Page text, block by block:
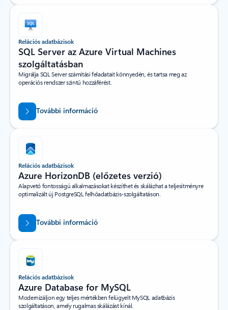
Relációs adatbázisok
SQL Server az Azure Virtual Machines
szolgáltatásban
Migrálja SQL Server számítási feladatait könnyedén, és tartsa meg az
operációs rendszer szintű hozzáférést.
További információ
Relációs adatbázisok
Azure HorizonDB (előzetes verzió)
Alapvető fontosságú alkalmazásokat készíthet és skálázhat a teljesítményre
optimalizált új PostgreSQL felhőadatbázis-szolgáltatáson.
További információ
Relációs adatbázisok
Azure Database for MySQL​
Modernizáljon egy teljes mértékben felügyelt MySQL adatbázis
szolgáltatáson, amely rugalmas skálázást kínál.